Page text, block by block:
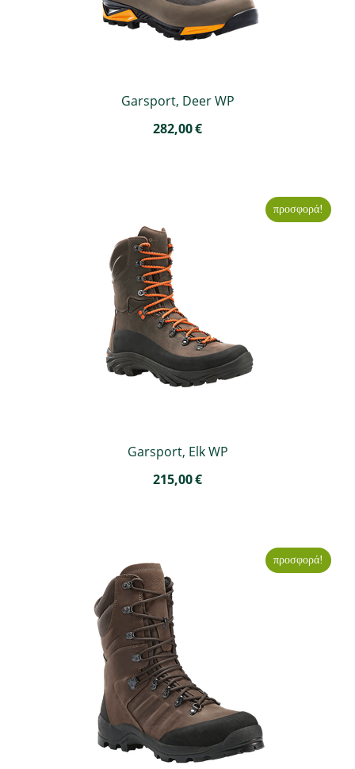
Garsport, Deer WP
282,00€
προσφορά!
Garsport, Elk WP
215,00€
προσφορά!